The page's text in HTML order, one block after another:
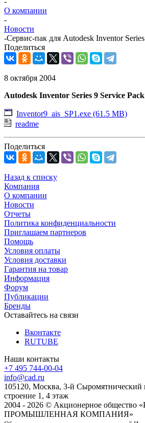
О компании
-
Новости
-Сервис-пак для Autodesk Inventor
Поделиться
8 октября 2004
Autodesk Inventor Series 9 Service Pack
Inventor9_ais_SP1.exe (61.5 MB)
readme
Поделиться
Назад к списку
Компания
О компании
Новости
Отчеты
Политика конфиденциальности
Приглашаем партнеров
Помощь
Условия оплаты
Условия доставки
Гарантия на товар
Информация
Форум
Публикации
Бренды
Оставайтесь на связи
Вконтакте
RUTUBE
Наши контакты
+7 495 744-00-04
info@cad.ru
105120, Москва, 3-й Сыромятнический
строение 1, 4 этаж
2004 - 2026 © Акционерное
ПРОМЫШЛЕННАЯ КОМПАНИЯ»